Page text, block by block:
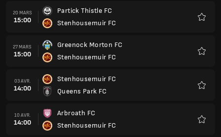
20 MARS
15:00
Partick Thistle FC
Stenhousemuir FC
27 MARS
15:00
Greenock Morton FC
Stenhousemuir FC
03 AVR.
14:00
Stenhousemuir FC
Queens Park FC
10 AVR.
14:00
Arbroath FC
Stenhousemuir FC